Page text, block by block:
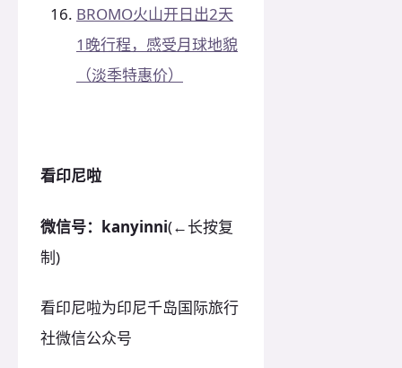
BROMO火山开日出2天
1晚行程，感受月球地貌
（淡季特惠价）
看印尼啦
微信号：kanyinni(←长按复
制)
看印尼啦为印尼千岛国际旅行
社微信公众号